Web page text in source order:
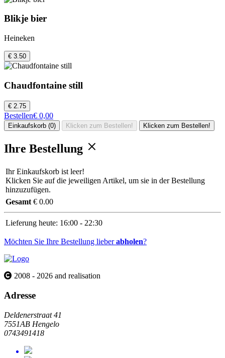
Blikje bier
Heineken
€ 3.50
Chaudfontaine still
€ 2.75
Bestellen€ 0,00
Einkaufskorb (0) Klicken zum Bestellen! Klicken zum Bestellen!
Ihre Bestellung
Ihr Einkaufskorb ist leer!
Klicken Sie auf die jeweiligen Artikel, um sie in der Bestellung
hinzuzufügen.
Gesamt € 0.00
Lieferung heute: 16:00 - 22:30
Möchten Sie Ihre Bestellung lieberabholen?
2008 - 2026 and realisation
Adresse
Deldenerstraat 41
7551AB Hengelo
0743491418